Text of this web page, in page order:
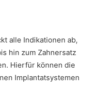
alle Indikationen ab,
hin zum Zahnersatz
Hierfür können die
Implantatsystemen